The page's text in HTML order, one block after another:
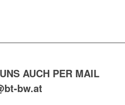
AUCH PER MAIL
bw.at